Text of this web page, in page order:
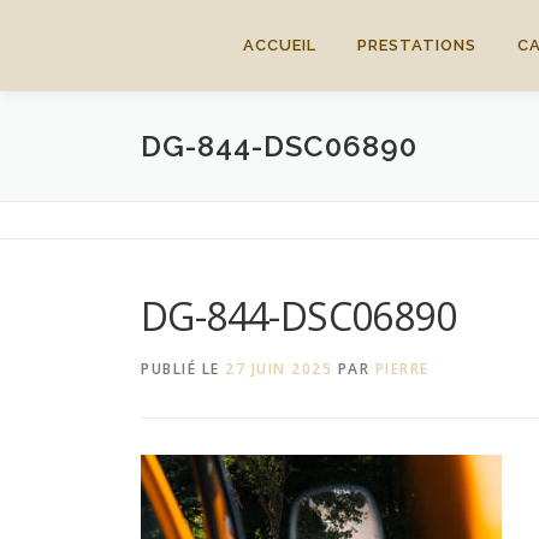
ACCUEIL PRESTATIONS
DG-844-DSC06890
DG-844-DSC06890
PUBLIÉ LE 27 JUIN 2025 PAR PIERRE